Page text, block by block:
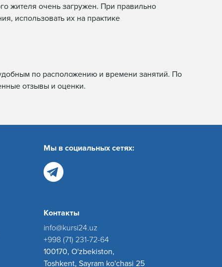
жителя очень загружен. При правильно
использовать их на практике
по расположению и времени занятий. По
отзывы и оценки.
Мы в социальных сетях:
Контакты
info@kursi24.uz
+998 (71) 231-72-64
100170, O'zbekiston,
Toshkent, Sayram ko'chasi 25